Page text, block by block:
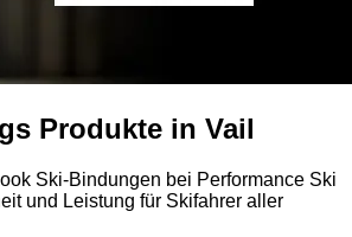
Produkte in Vail
Ski-Bindungen bei Performance Ski
und Leistung für Skifahrer aller